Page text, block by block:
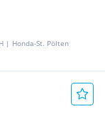
| Honda-St. Pölten